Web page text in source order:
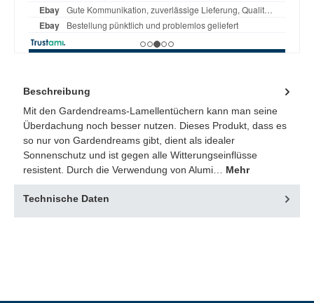
Beschreibung
Mit den Gardendreams-Lamellentüchern kann man seine
Überdachung noch besser nutzen. Dieses Produkt, dass es
so nur von Gardendreams gibt, dient als idealer
Sonnenschutz und ist gegen alle Witterungseinflüsse
resistent. Durch die Verwendung von Alumi… Mehr
Technische Daten